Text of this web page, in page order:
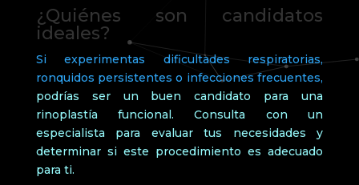
¿Quiénes son candidatos
ideales?
Si experimentas dificultades respiratorias,
ronquidos persistentes o infecciones frecuentes,
podrías ser un buen candidato para una
rinoplastía funcional. Consulta con un
especialista para evaluar tus necesidades y
determinar si este procedimiento es adecuado
para ti.